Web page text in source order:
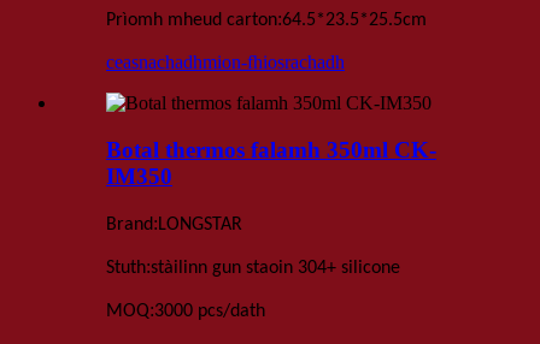
Prìomh mheud carton:64.5*23.5*25.5cm
ceasnachadhmion-fhiosrachadh
Botal thermos falamh 350ml CK-
IM350
Brand:LONGSTAR
Stuth:stàilinn gun staoin 304+ silicone
MOQ:3000 pcs/dath